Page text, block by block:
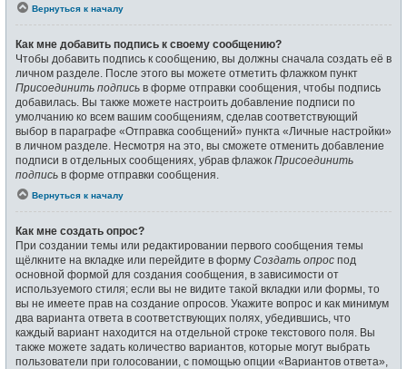
Вернуться к началу
Как мне добавить подпись к своему сообщению?
Чтобы добавить подпись к сообщению, вы должны сначала создать её в
личном разделе. После этого вы можете отметить флажком пункт
Присоединить подпись в форме отправки сообщения, чтобы подпись
добавилась. Вы также можете настроить добавление подписи по
умолчанию ко всем вашим сообщениям, сделав соответствующий
выбор в параграфе «Отправка сообщений» пункта «Личные настройки»
в личном разделе. Несмотря на это, вы сможете отменить добавление
подписи в отдельных сообщениях, убрав флажок Присоединить
подпись в форме отправки сообщения.
Вернуться к началу
Как мне создать опрос?
При создании темы или редактировании первого сообщения темы
щёлкните на вкладке или перейдите в форму Создать опрос под
основной формой для создания сообщения, в зависимости от
используемого стиля; если вы не видите такой вкладки или формы, то
вы не имеете прав на создание опросов. Укажите вопрос и как минимум
два варианта ответа в соответствующих полях, убедившись, что
каждый вариант находится на отдельной строке текстового поля. Вы
также можете задать количество вариантов, которые могут выбрать
пользователи при голосовании, с помощью опции «Вариантов ответа»,